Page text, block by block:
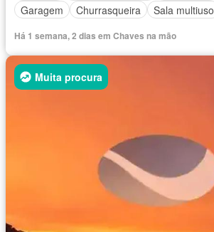
Garagem
Churrasqueira Sala multiuso
Há 1 semana, 2 dias em Chaves na mão
Muita procura